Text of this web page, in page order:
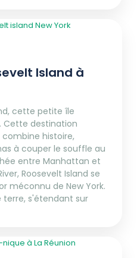
Island à
cette petite île
Cette destination
histoire,
à couper le souffle au
entre Manhattan et
Roosevelt Island se
méconnu de New York.
s'étendant sur